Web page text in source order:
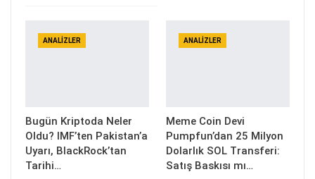
ANALIZLER
Bugün Kriptoda Neler
Oldu? IMF’ten Pakistan’a
Uyarı, BlackRock’tan
Tarihi…
ANALIZLER
Meme Coin Devi
Pumpfun’dan 25 Milyon
Dolarlık SOL Transferi:
Satış Baskısı mı…